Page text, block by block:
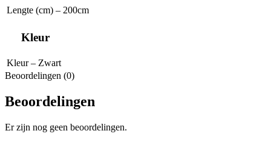
Lengte (cm) – 200cm
Kleur
Kleur – Zwart
Beoordelingen (0)
Beoordelingen
Er zijn nog geen beoordelingen.